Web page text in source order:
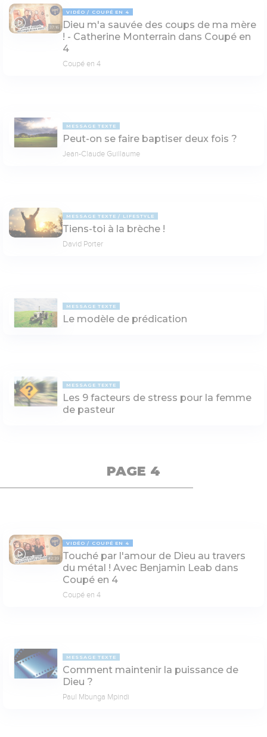
37:16
VIDÉO COUPÉ EN 4
Dieu m'a sauvée des coups de ma mère
! - Catherine Monterrain dans Coupé en
4
Coupé en 4
MESSAGE TEXTE
Peut-on se faire baptiser deux fois ?
Jean-Claude Guillaume
MESSAGE TEXTE LIFESTYLE
Tiens-toi à la brèche !
David Porter
MESSAGE TEXTE
Le modèle de prédication
MESSAGE TEXTE
Les 9 facteurs de stress pour la femme
de pasteur
PAGE 4
42:39
VIDÉO COUPÉ EN 4
Touché par l'amour de Dieu au travers
du métal ! Avec Benjamin Leab dans
Coupé en 4
Coupé en 4
MESSAGE TEXTE
Comment maintenir la puissance de
Dieu ?
Paul Mbunga Mpindi